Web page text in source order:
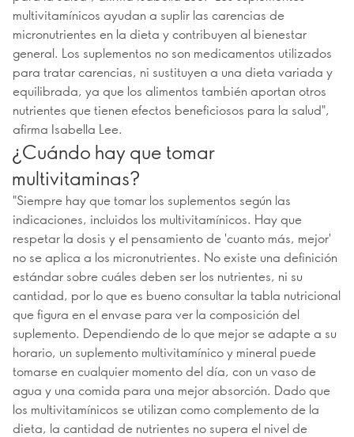
multivitamínicos ayudan a suplir las carencias de
micronutrientes en la dieta y contribuyen al bienestar
general. Los suplementos no son medicamentos utilizados
para tratar carencias, ni sustituyen a una dieta variada y
equilibrada, ya que los alimentos también aportan otros
nutrientes que tienen efectos beneficiosos para la salud",
afirma Isabella Lee.
¿Cuándo hay que tomar
multivitaminas?
"Siempre hay que tomar los suplementos según las
indicaciones, incluidos los multivitamínicos. Hay que
respetar la dosis y el pensamiento de 'cuanto más, mejor'
no se aplica a los micronutrientes. No existe una definición
estándar sobre cuáles deben ser los nutrientes, ni su
cantidad, por lo que es bueno consultar la tabla nutricional
que figura en el envase para ver la composición del
suplemento. Dependiendo de lo que mejor se adapte a su
horario, un suplemento multivitamínico y mineral puede
tomarse en cualquier momento del día, con un vaso de
agua y una comida para una mejor absorción. Dado que
los multivitamínicos se utilizan como complemento de la
dieta, la cantidad de nutrientes no supera el nivel de